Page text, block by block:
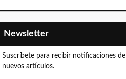
Newsletter
Suscríbete para recibir notificaciones de
nuevos artículos.